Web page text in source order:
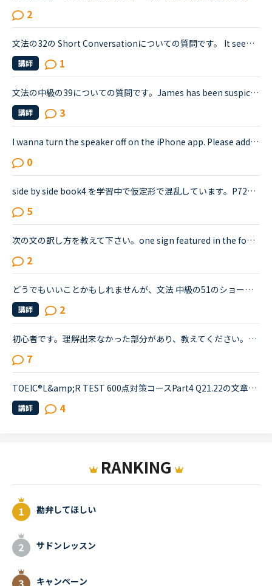
2
文法の32の Short Conversationについての質問です。 It seems like Daniel and Olivia are distracted by the street noises this evening.Olivia What's the matter? You are thinking about something, aren't...
講師 1
文法の中級の39についての質問です。James has been suspicious about Andrew's strange behavior lately.James「 Frankly, I don't know why you are still going to that farm. You were only going there for ...
講師 3
I wanna turn the speaker off on the iPhone app. Please add a function to kill the speaker on the app.Very loud voice of tutors is coming from the speaker while tutors can not be hearing voice of us...
0
side by side book4 を学習中で仮定形で混乱しています。P72の例文２に「If he were stronger, he'd be able be able to lift weights.」とあり、その下に「※ If [I,he,she,it,we,you,they]were...」とあるため、...
5
次の文の訳し方を教えて下さい。one sign featured in the footage read.デイリーニュース <a href="https://nativecamp.net/textbook/page-detail/2/13004The" target="_blank">https://nativecamp.net/textbook/page-detail/2/13004The</a> Weather Channel's Instagram page posted a clip detailing t...
2
どうでもいいことかもしれませんが、文法 中級の51のショートカンバセーションについて質問です。Daniel came back from Ben's house in the evening.Daniel “Ben asked me how you were doing. How was your day...
講師 2
初心者です。理解出来なかった部分があり、教えてください。James is asking Charlotte about Gabriella's birthday party. James When was Gabriella's birthday?Charlotte It was last weekend.James How was t...
7
TOEIC®️L&amp;R TEST 600点対策コースPart4 Q21.22の文章でわからないことがあります。文章は以下の通りです。When you move, you should try to tell banks and credit card companies your new address at leas...
講師 4
RANKING
勘弁してほしい
サドンレッスン
キャンペーン